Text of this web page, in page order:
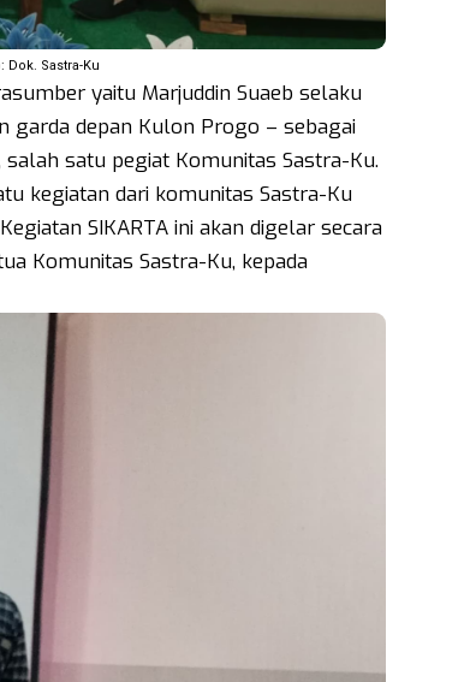
Dok. Sastra-Ku
yaitu Marjuddin Suaeb selaku
depan Kulon Progo – sebagai
satu pegiat Komunitas Sastra-Ku.
kegiatan dari komunitas Sastra-Ku
SIKARTA ini akan digelar secara
Komunitas Sastra-Ku, kepada